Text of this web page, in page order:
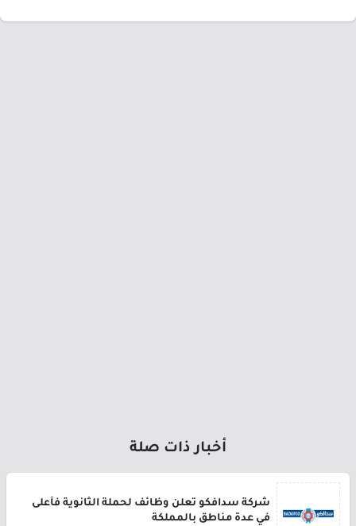
أخبار ذات صلة
شركة سدافكو تعلن وظائف لحملة الثانوية فأعلى
في عدة مناطق بالمملكة